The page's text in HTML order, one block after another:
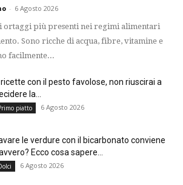
- 6 Agosto 2026
ortaggi più presenti nei regimi alimentari
Sono ricche di acqua, fibre, vitamine e
facilmente...
ricette con il pesto favolose, non riuscirai a
la...
piatto 6 Agosto 2026
le verdure con il bicarbonato conviene
Ecco cosa sapere...
6 Agosto 2026